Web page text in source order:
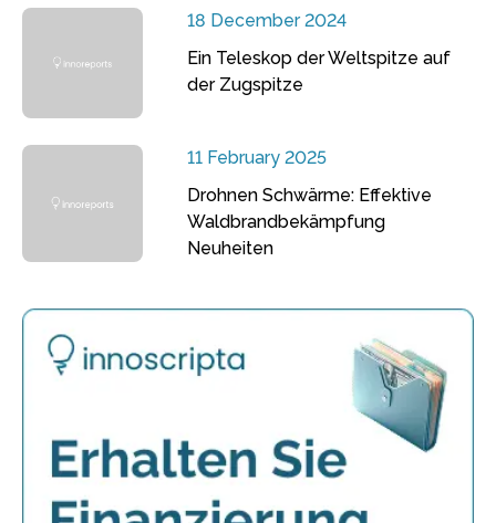
18 December 2024
Ein Teleskop der Weltspitze auf
der Zugspitze
11 February 2025
Drohnen Schwärme: Effektive
Waldbrandbekämpfung
Neuheiten